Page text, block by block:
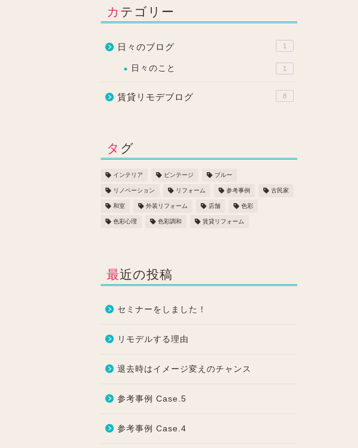
カテゴリー
日々のブログ 1
日々のこと 1
賃貸リモデブログ 8
タグ
インテリア ビンテージ ブルー
リノベーション リフォーム 参考事例 古民家
和室 外装リフォーム 店舗 色彩
色彩心理 色彩調和 賃貸リフォーム
最近の投稿
セミナーをしました！
リモデルする理由
退去時はイメージ変えのチャンス
参考事例 Case.5
参考事例 Case.4